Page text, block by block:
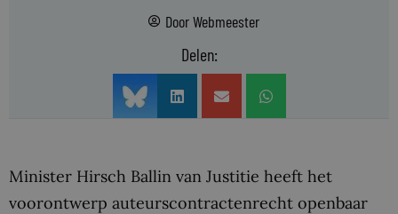
DoorWebmeester
Delen:
Minister Hirsch Ballin van Justitie heeft het
voorontwerp auteurscontractenrecht openbaar